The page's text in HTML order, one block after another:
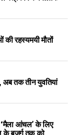
की रहस्यमयी मौतों
अब तक तीन युवतियां
आंचल’ के लिए